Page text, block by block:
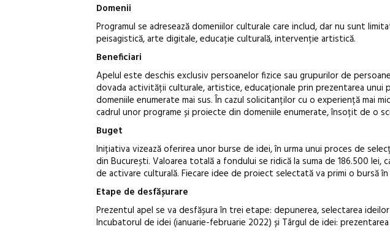
Domenii
Programul se adresează domeniilor culturale care includ, dar nu sunt
peisagistică, arte digitale, educație culturală, intervenție artistică.
Beneficiari
Apelul este deschis exclusiv persoanelor fizice sau grupurilor de
dovada activității culturale, artistice, educaționale prin prezentarea unui
domeniile enumerate mai sus. În cazul solicitanților cu o experiență mai
cadrul unor programe și proiecte din domeniile enumerate, însoțit de o
Buget
Inițiativa vizează oferirea unor burse de idei, în urma unui proces de
din București. Valoarea totală a fondului se ridică la suma de 186.500 lei,
de activare culturală. Fiecare idee de proiect selectată va primi o bursă
Etape de desfășurare
Prezentul apel se va desfășura în trei etape: depunerea, selectarea
Incubatorul de idei (ianuarie-februarie 2022) și Târgul de idei: